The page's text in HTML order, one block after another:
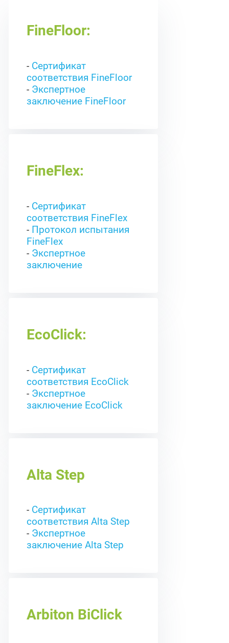
FineFloor:
- Сертификат
соответствия FineFloor
- Экспертное
заключение FineFloor
FineFlex:
- Сертификат
соответствия FineFlex
- Протокол испытания
FineFlex
- Экспертное
заключение
EcoClick:
- Сертификат
соответствия EcoClick
- Экспертное
заключение EcoClick
Alta Step
- Сертификат
соответствия Alta Step
- Экспертное
заключение Alta Step
Arbiton BiClick